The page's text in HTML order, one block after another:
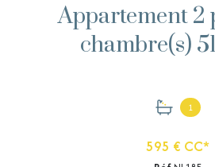
Appartement 2 pièce(s) 1
1
595 € CC*